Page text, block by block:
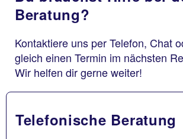
Beratung?
Kontaktiere uns per Telefon, Chat
gleich einen Termin im nächsten
Wir helfen dir gerne weiter!
Telefonische Beratung